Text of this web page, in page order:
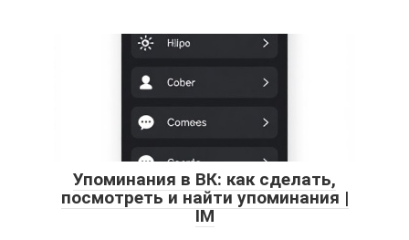
Упоминания в ВК: как сделать,
посмотреть и найти упоминания |
IM